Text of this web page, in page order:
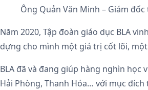
Ông Quản Văn Minh – Giám
Năm 2020, Tập đoàn giáo dục BLA
dựng cho mình một giá trị cốt lõi,
BLA đã và đang giúp hàng nghìn học
Hải Phòng, Thanh Hóa… với mục